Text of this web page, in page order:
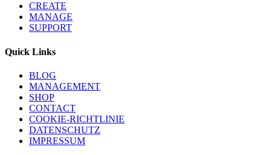
CREATE
MANAGE
SUPPORT
Quick Links
BLOG
MANAGEMENT
SHOP
CONTACT
COOKIE-RICHTLINIE
DATENSCHUTZ
IMPRESSUM